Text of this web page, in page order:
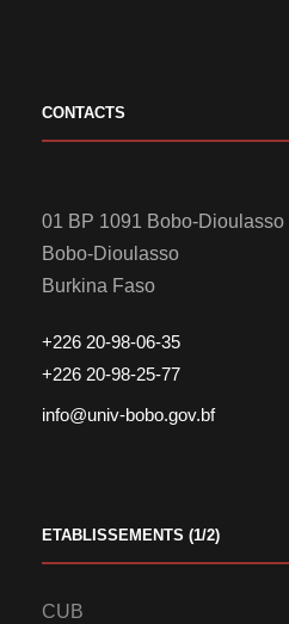
CONTACTS
01 BP 1091 Bobo-Dioulasso
Bobo-Dioulasso
Burkina Faso
+226 20-98-06-35
+226 20-98-25-77
info@univ-bobo.gov.bf
ETABLISSEMENTS (1/2)
CUB